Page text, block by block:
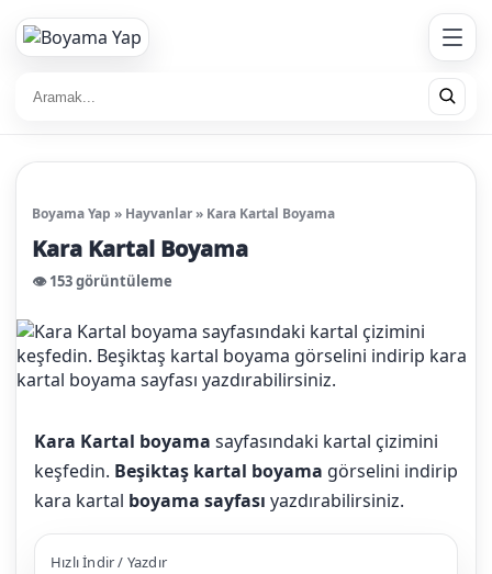
Boyama Yap » Hayvanlar» Kara Kartal Boyama
Kara Kartal Boyama
👁️ 153 görüntüleme
Kara Kartal boyama sayfasındaki kartal çizimini
keşfedin. Beşiktaş kartal boyama görselini indirip
kara kartal boyama sayfası yazdırabilirsiniz.
Hızlı İndir / Yazdır